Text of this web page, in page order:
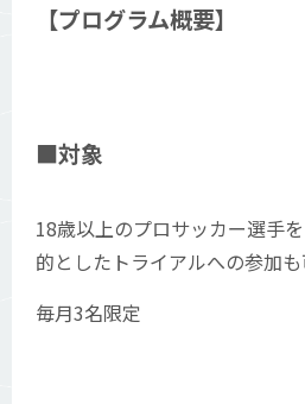
【プログラム概要】
■対象
18歳以上のプロサッカー選手
的としたトライアルへの参加も
毎月3名限定